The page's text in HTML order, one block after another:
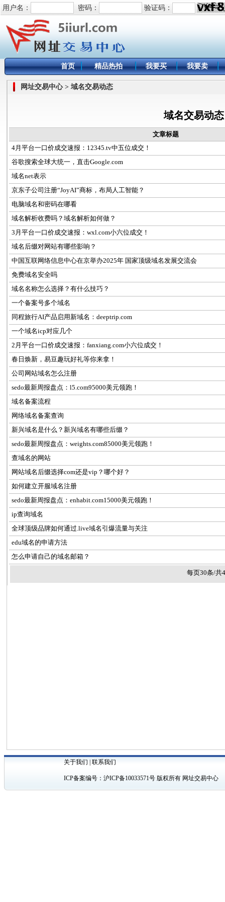
用户名： 密码： 验证码：
首页 精品热拍 我要买 我要卖
网址交易中心 > 域名交易动态
域名交易动态
文章标题
4月平台一口价成交速报：12345.tv中五位成交！
谷歌搜索全球大统一，直击Google.com
域名net表示
京东子公司注册“JoyAI”商标，布局人工智能？
电脑域名和密码在哪看
域名解析收费吗？域名解析如何做？
3月平台一口价成交速报：wxl.com小六位成交！
域名后缀对网站有哪些影响？
中国互联网络信息中心在京举办2025年 国家顶级域名发展交流会
免费域名安全吗
域名名称怎么选择？有什么技巧？
一个备案号多个域名
同程旅行AI产品启用新域名：deeptrip.com
一个域名icp对应几个
2月平台一口价成交速报：fanxiang.com小六位成交！
春日焕新，易豆趣玩好礼等你来拿！
公司网站域名怎么注册
sedo最新周报盘点：l5.com95000美元领跑！
域名备案流程
网络域名备案查询
新兴域名是什么？新兴域名有哪些后缀？
sedo最新周报盘点：weights.com85000美元领跑！
查域名的网站
网站域名后缀选择com还是vip？哪个好？
如何建立开服域名注册
sedo最新周报盘点：enhabit.com15000美元领跑！
ip查询域名
全球顶级品牌如何通过.live域名引爆流量与关注
edu域名的申请方法
怎么申请自己的域名邮箱？
每页30条/
关于我们 |联系我们
ICP备案编号：沪ICP备10033571号 版权所有 网址交易中心